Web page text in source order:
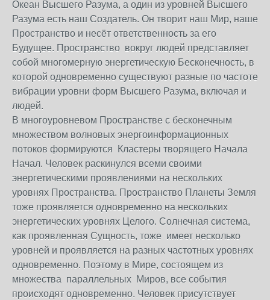
Океан Высшего Разума, а один из уровней Высшего
Разума есть наш Создатель. Он творит наш Мир, наше
Пространство и несёт ответственность за его
Будущее. Пространство вокруг людей представляет
собой многомерную энергетическую Бесконечность, в
которой одновременно существуют разные по частоте
вибрации уровни форм Высшего Разума, включая и
людей.
В многоуровневом Пространстве с бесконечным
множеством волновых энергоинформационных
потоков формируются Кластеры творящего Начала
Начал. Человек раскинулся всеми своими
энергетическими проявлениями на нескольких
уровнях Пространства. Пространство Планеты Земля
тоже проявляется одновременно на нескольких
энергетических уровнях Целого. Солнечная система,
как проявленная Сущность, тоже имеет несколько
уровней и проявляется на разных частотных уровнях
одновременно. Поэтому в Мире, состоящем из
множества параллельных Миров, все события
происходят одновременно. Человек присутствует